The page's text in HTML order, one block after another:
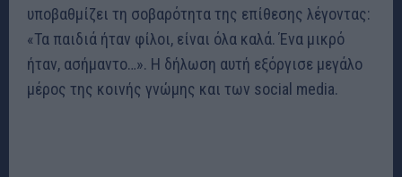
υποβαθμίζει τη σοβαρότητα της επίθεσης λέγοντας:
«Τα παιδιά ήταν φίλοι, είναι όλα καλά. Ένα μικρό
ήταν, ασήμαντο…». Η δήλωση αυτή εξόργισε μεγάλο
μέρος της κοινής γνώμης και των social media.